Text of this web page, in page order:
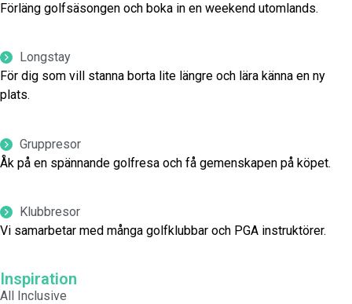
Förläng golfsäsongen och boka in en weekend utomlands.
Longstay
För dig som vill stanna borta lite längre och lära känna en ny
plats.
Gruppresor
Åk på en spännande golfresa och få gemenskapen på köpet.
Klubbresor
Vi samarbetar med många golfklubbar och PGA instruktörer.
Inspiration
All Inclusive